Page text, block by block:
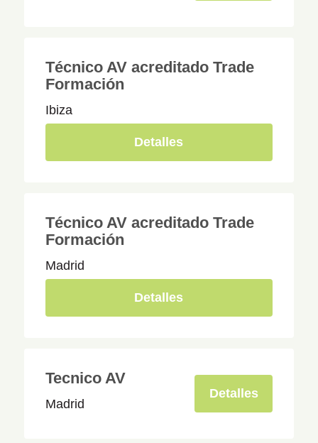
Técnico AV acreditado Trade
Formación
Ibiza
Detalles
Técnico AV acreditado Trade
Formación
Madrid
Detalles
Tecnico AV
Madrid
Detalles